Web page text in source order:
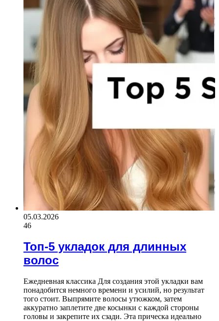
05.03.2026
46
Топ-5 укладок для длинных
волос
Ежедневная классика Для создания этой укладки вам
понадобится немного времени и усилий, но результат
того стоит. Выпрямите волосы утюжком, затем
аккуратно заплетите две косынки с каждой стороны
головы и закрепите их сзади. Эта прическа идеально